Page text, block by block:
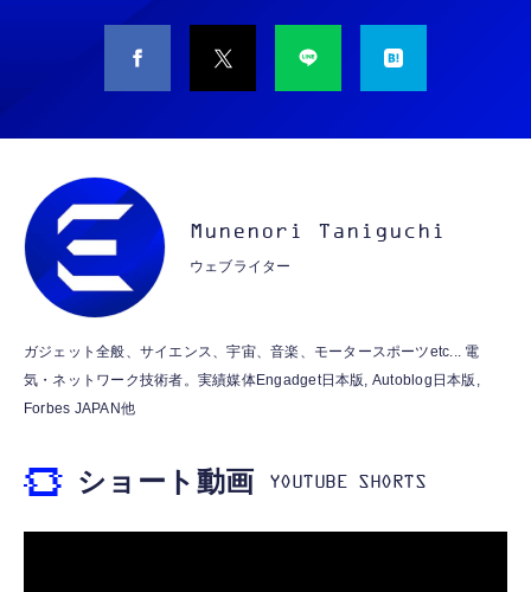
タイプc 寝ホンイヤホン 寝ホン type-c 有線
睡眠用イヤホン 【音質強化バージョン
￥2,199
MFi認証 【ハイレゾ音質】 内蔵DAC 遅延な
し 48ビット/96KHz 音量調節対応
【HIFI音質】iphone イヤホンジャック ライ
トニング イヤホン 変換 MFI認証 4極 内蔵
寝ホン 睡眠用イヤホン 寝ながら 痛くない 超
M10SR AIペット（コミュニケーションロボッ
ト）
ット）
￥53,900
霊界コミュニケーションロボット BAKETAN
【ペットロボット 】lopeto AI robot チャー
ジングベース付き ロペット 充電ベース付き
Munenori Taniguchi
ウェブライター
ガジェット全般、サイエンス、宇宙、音楽、モータースポーツetc... 電
気・ネットワーク技術者。実績媒体Engadget日本版, Autoblog日本版,
Forbes JAPAN他
ショート動画